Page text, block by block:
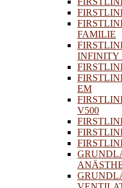
FAMILIE
INFINITY
EM
V500